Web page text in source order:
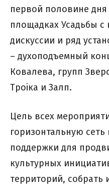
первой половине
площадках Усадьбы с
дискуссии и ряд
– духоподъемный
Ковалева, групп
Троiка и Залп.
Цель всех
горизонтальную
поддержки для
культурных
территорий,